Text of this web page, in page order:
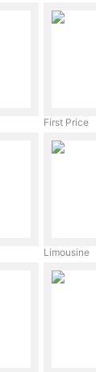
First Price
Limousine